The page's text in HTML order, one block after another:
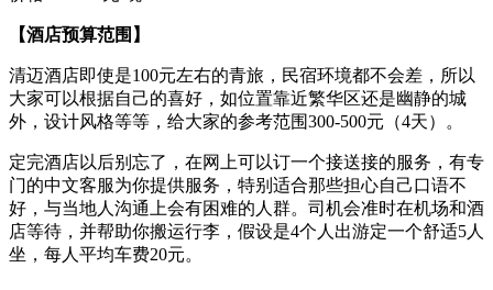
【酒店预算范围】
清迈酒店即使是100元左右的青旅，民宿环境都不会差，所以
大家可以根据自己的喜好，如位置靠近繁华区还是幽静的城
外，设计风格等等，给大家的参考范围300-500元（4天）。
定完酒店以后别忘了，在网上可以订一个接送接的服务，有专
门的中文客服为你提供服务，特别适合那些担心自己口语不
好，与当地人沟通上会有困难的人群。司机会准时在机场和酒
店等待，并帮助你搬运行李，假设是4个人出游定一个舒适5人
坐，每人平均车费20元。